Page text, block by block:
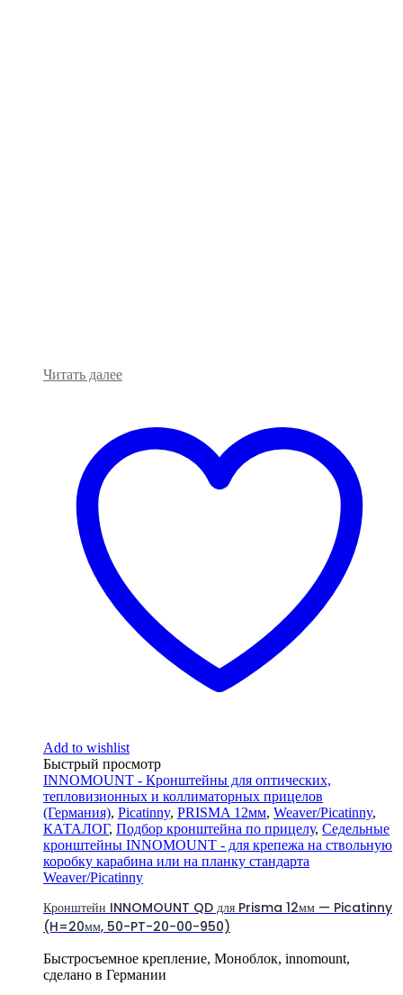
Читать далее
Add to wishlist
Быстрый просмотр
INNOMOUNT - Кронштейны для оптических,
тепловизионных и коллиматорных прицелов
(Германия), Picatinny, PRISMA 12мм, Weaver/Picatinny,
КАТАЛОГ, Подбор кронштейна по прицелу, Седельные
кронштейны INNOMOUNT - для крепежа на ствольную
коробку карабина или на планку стандарта
Weaver/Picatinny
Кронштейн INNOMOUNT QD для Prisma 12мм — Picatinny
(H=20мм, 50-PT-20-00-950)
Быстросъемное крепление, Моноблок, innomount,
сделано в Германии